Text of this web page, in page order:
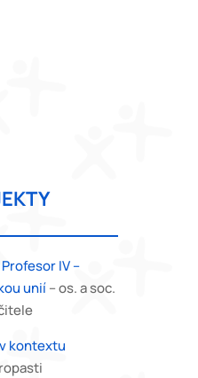
IV –
unií– os. a soc.
kontextu